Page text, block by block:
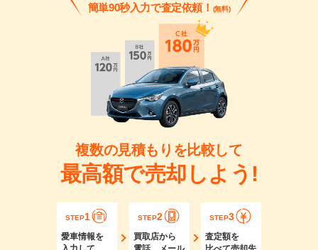
簡単90秒入力で査定依頼！ (無料)
複数の見積もりを比較して
最高額で売却しよう!
STEP1
愛車情報を
STEP2
買取店から
STEP3
査定額を